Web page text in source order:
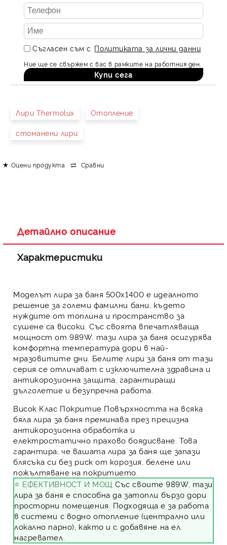
Съгласен съм с Политиката за лични данни
Ние ще се свържем с вас в рамките на работния ден.
Лири Thermolux Отопление
стоманени лири
Оцени продукта Сравни
Детайлно описание
Характеристики
Моделътлира за баня 500х1400 е идеалното
решение за големи фамилни бани, където
нуждите от топлина и пространство за
сушене са високи. Със своята впечатляваща
мощност от 989W, тазилира за баня осигурява
комфортна температура дори в най-
мразовитите дни. Белителири за баня от тази
серия се отличават с изключителна здравина и
антикорозионна защита, гарантиращи
дълголетие и безупречна работа.
Висок Клас Покритие Повърхността на всяка
бяла лира за баня преминава през прецизна
антикорозионна обработка и
електростатично прахово боядисване. Това
гарантира, че вашата лира за баня ще запази
блясъка си без риск от корозия, белене или
пожълтяване на покритието.
⭐ ЕФЕКТИВНОСТ И МОЩ Със своите 989W, тази
лира за баня е способна да затопли бързо дори
просторни помещения. Подходяща е за работа
в системи с водно отопление (централно или
локално парно), както и с добавяне на ел.
нагревател.